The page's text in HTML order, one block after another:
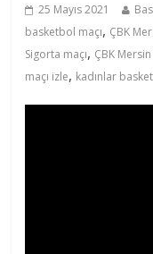
25 Mayıs 2021
basketbol maçı, ÇBK
Sigorta maçı, ÇBK
maçı izle, kadınlar